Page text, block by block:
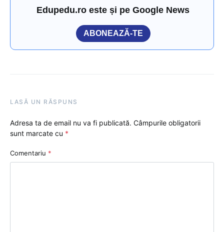
Edupedu.ro este și pe Google News
ABONEAZĂ-TE
LASĂ UN RĂSPUNS
Adresa ta de email nu va fi publicată. Câmpurile obligatorii
sunt marcate cu *
Comentariu *